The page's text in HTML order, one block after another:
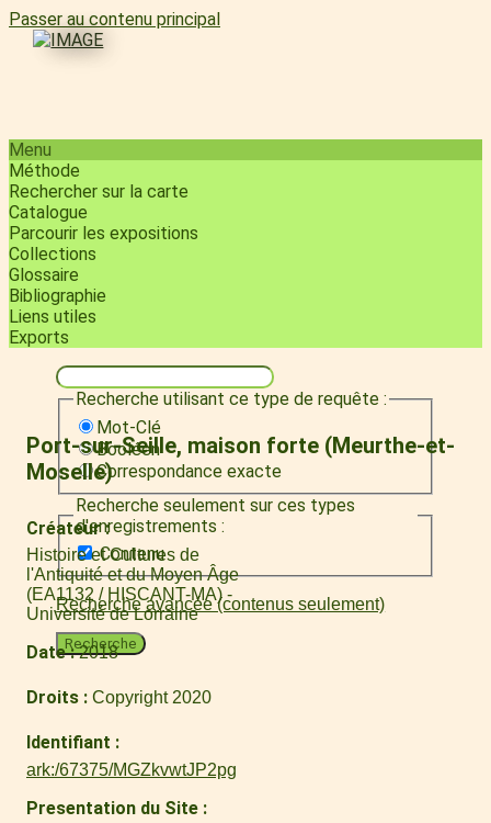
Passer au contenu principal
Menu
Méthode
Rechercher sur la carte
Catalogue
Parcourir les expositions
Collections
Glossaire
Bibliographie
Liens utiles
Exports
Recherche utilisant ce type de requête :
Mot-Clé
Booléen
Correspondance exacte
Recherche seulement sur ces types
d'enregistrements :
Contenu
Recherche avancée (contenus seulement)
Recherche
Port-sur-Seille, maison forte (Meurthe-et-
Moselle)
Créateur
Histoire et Cultures de
l'Antiquité et du Moyen Âge
(EA1132 / HISCANT-MA) -
Université de Lorraine
Date 2018
Droits Copyright 2020
Identifiant
ark:/67375/MGZkvwtJP2pg
Presentation du Site